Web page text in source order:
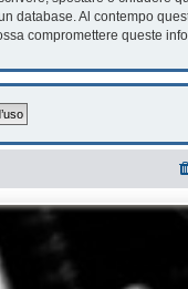
database. Al contempo
compromettere queste